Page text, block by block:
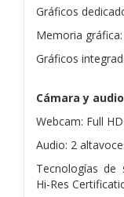
Gráficos
Memoria
Gráficos
Cámara y audio
Webcam: Full
Audio: 2
Tecnologías
Hi-Res